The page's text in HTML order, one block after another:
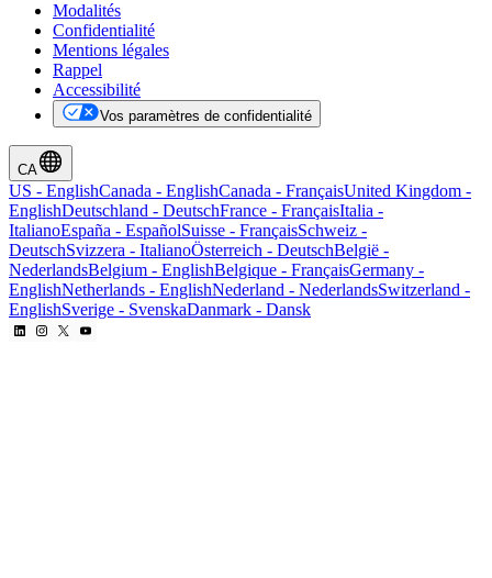
Modalités
Confidentialité
Mentions légales
Rappel
Accessibilité
Vos paramètres de confidentialité
CA
US - EnglishCanada - EnglishCanada - FrançaisUnited Kingdom -
EnglishDeutschland - DeutschFrance - FrançaisItalia -
ItalianoEspaña - EspañolSuisse - FrançaisSchweiz -
DeutschSvizzera - ItalianoÖsterreich - DeutschBelgië -
NederlandsBelgium - EnglishBelgique - FrançaisGermany -
EnglishNetherlands - EnglishNederland - NederlandsSwitzerland -
EnglishSverige - SvenskaDanmark - Dansk